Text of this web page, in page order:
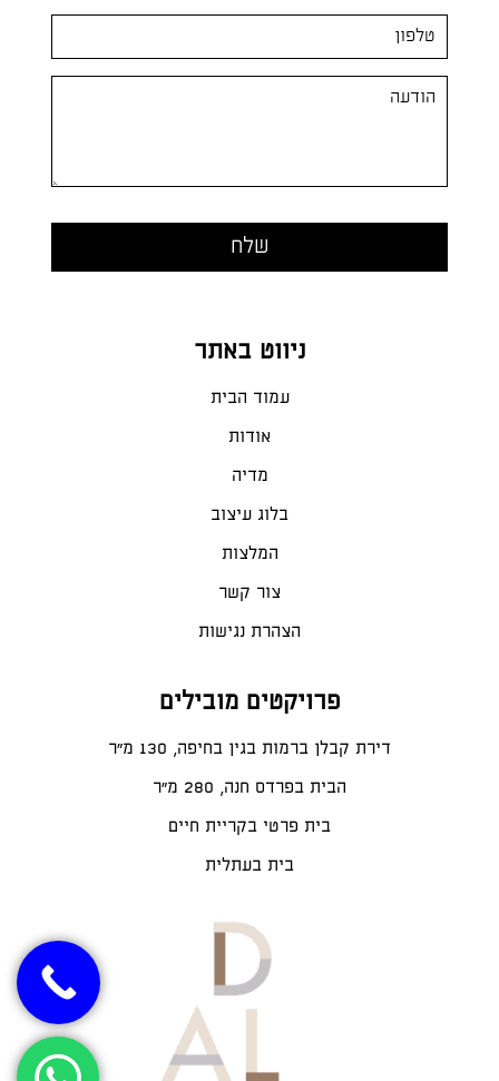
ניווט באתר
עמוד הבית
אודות
מדיה
בלוג עיצוב
המלצות
צור קשר
הצהרת נגישות
פרויקטים מובילים
דירת קבלן ברמות בגין בחיפה, 130 מ"ר
הבית בפרדס חנה, 280 מ״ר
בית פרטי בקריית חיים
בית בעתלית